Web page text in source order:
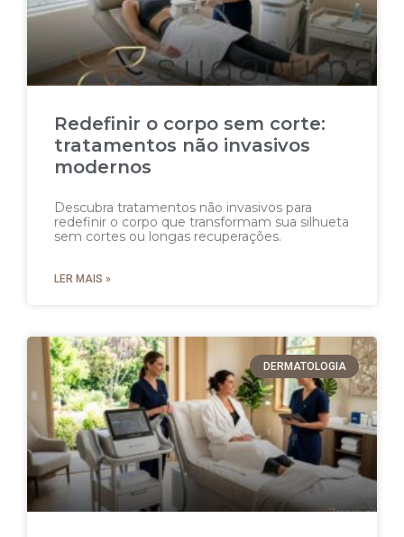
Redefinir o corpo sem corte:
tratamentos não invasivos
modernos
Descubra tratamentos não invasivos para
redefinir o corpo que transformam sua silhueta
sem cortes ou longas recuperações.
LER MAIS »
DERMATOLOGIA